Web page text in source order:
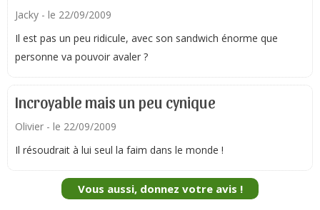
Jacky - le 22/09/2009
Il est pas un peu ridicule, avec son sandwich énorme que
personne va pouvoir avaler ?
Incroyable mais un peu cynique
Olivier - le 22/09/2009
Il résoudrait à lui seul la faim dans le monde !
Vous aussi, donnez votre avis !